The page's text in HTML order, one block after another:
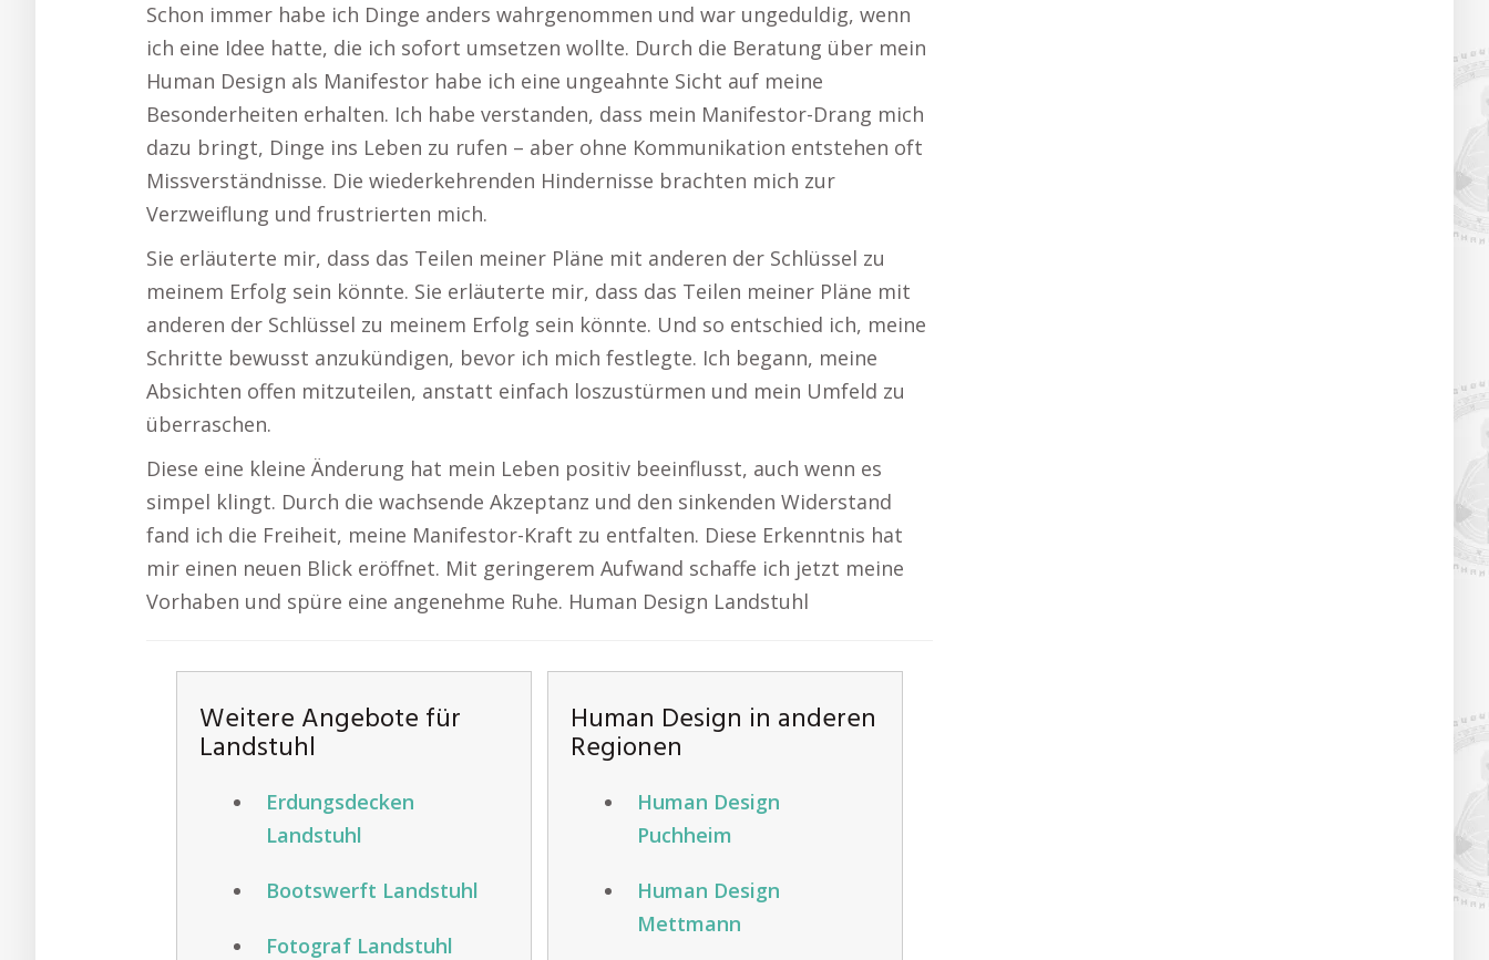
Schon immer habe ich Dinge anders wahrgenommen und war ungeduldig, wenn
ich eine Idee hatte, die ich sofort umsetzen wollte. Durch die Beratung über mein
Human Design als Manifestor habe ich eine ungeahnte Sicht auf meine
Besonderheiten erhalten. Ich habe verstanden, dass mein Manifestor-Drang mich
dazu bringt, Dinge ins Leben zu rufen – aber ohne Kommunikation entstehen oft
Missverständnisse. Die wiederkehrenden Hindernisse brachten mich zur
Verzweiflung und frustrierten mich.
Sie erläuterte mir, dass das Teilen meiner Pläne mit anderen der Schlüssel zu
meinem Erfolg sein könnte. Sie erläuterte mir, dass das Teilen meiner Pläne mit
anderen der Schlüssel zu meinem Erfolg sein könnte. Und so entschied ich, meine
Schritte bewusst anzukündigen, bevor ich mich festlegte. Ich begann, meine
Absichten offen mitzuteilen, anstatt einfach loszustürmen und mein Umfeld zu
überraschen.
Diese eine kleine Änderung hat mein Leben positiv beeinflusst, auch wenn es
simpel klingt. Durch die wachsende Akzeptanz und den sinkenden Widerstand
fand ich die Freiheit, meine Manifestor-Kraft zu entfalten. Diese Erkenntnis hat
mir einen neuen Blick eröffnet. Mit geringerem Aufwand schaffe ich jetzt meine
Vorhaben und spüre eine angenehme Ruhe. Human Design Landstuhl
Weitere Angebote für
Landstuhl
Erdungsdecken
Landstuhl
Bootswerft Landstuhl
Fotograf Landstuhl
Human Design in anderen
Regionen
Human Design
Puchheim
Human Design
Mettmann